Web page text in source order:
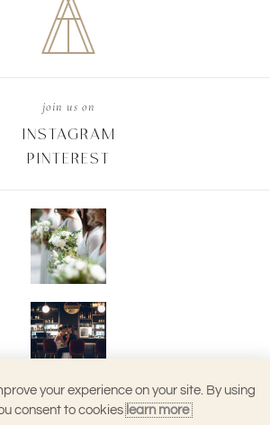
join us on
INSTAGRAM
PINTEREST
your experience on your site. By using
consent to cookieslearn more